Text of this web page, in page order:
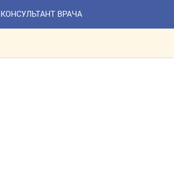
КОНСУЛЬТАНТ ВРАЧА